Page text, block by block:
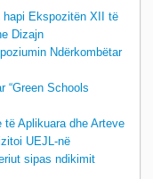
hapi Ekspozitën XII të
Dizajn
Ndërkombëtar
“Green Schools
Aplikuara dhe Arteve
UEJL-në
sipas ndikimit